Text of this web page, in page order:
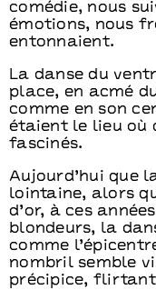
comédie, nous
émotions, nous
entonnaient.
La danse du
place, en acmé
comme en son
étaient le lieu où
fascinés.
Aujourd’hui que
lointaine, alors
d’or, à ces
blondeurs, la
comme
nombril semble
précipice, flirtant